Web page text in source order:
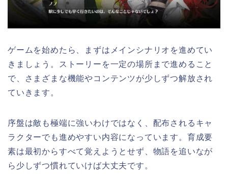
ゲームを始めたら、まずはメインシナリオを進めてい
きましょう。ストーリーを一定の場所まで進めること
で、さまざまな機能やコンテンツが少しずつ解放され
ていきます。
序盤は敵も極端に強いわけではなく、配布されるキャ
ラクターでも進めやすい内容になっています。育成要
素は最初からすべて覚えようとせず、物語を追いなが
ら少しずつ慣れていけば大丈夫です。